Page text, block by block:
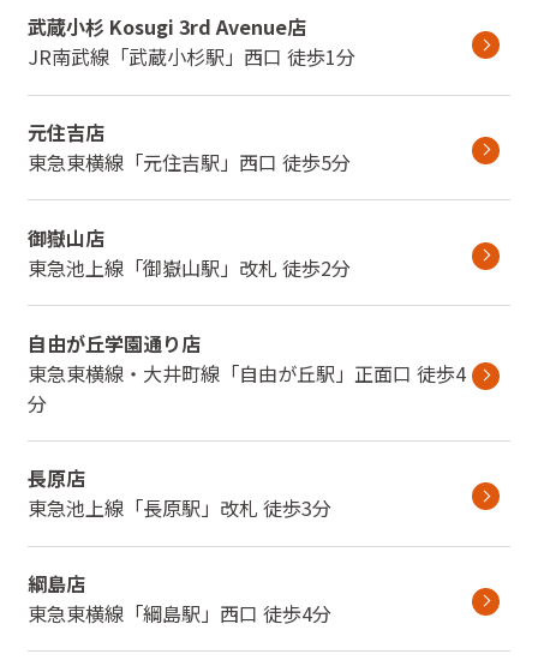
武蔵小杉 Kosugi 3rd Avenue店
JR南武線「武蔵小杉駅」 西口 徒歩1分
元住吉店
東急東横線「元住吉駅」 西口 徒歩5分
御嶽山店
東急池上線「御嶽山駅」 改札 徒歩2分
自由が丘学園通り店
東急東横線・大井町線「自由が丘駅 」 正面口 徒歩4
分
長原店
東急池上線「長原駅」 改札 徒歩3分
綱島店
東急東横線「綱島駅」 西口 徒歩4分